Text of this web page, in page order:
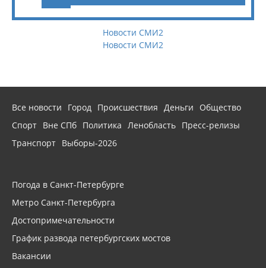
Новости СМИ2
Новости СМИ2
Все новости Город Происшествия Деньги
Общество
Спорт Вне СПб Политика Ленобласть Пресс-релизы
Транспорт Выборы-2026
Погода в Санкт-Петербурге
Метро Санкт-Петербурга
Достопримечательности
График развода петербургских мостов
Вакансии